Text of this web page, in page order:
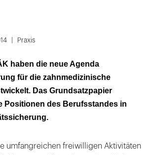
Praxis
haben die neue Agenda
für die zahnmedizinische
Das Grundsatzpapier
Positionen des Berufsstandes in
umfangreichen freiwilligen Aktivitäten